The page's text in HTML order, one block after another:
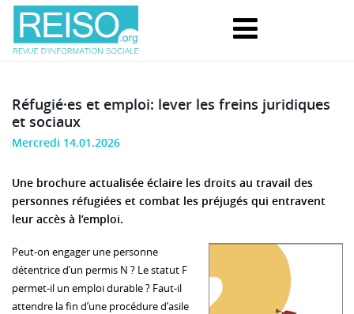
Réfugié·es et emploi: lever les freins juridiques
et sociaux
Mercredi 14.01.2026
Une brochure actualisée éclaire les droits au travail des
personnes réfugiées et combat les préjugés qui entravent
leur accès à l’emploi.
Peut-on engager une personne
détentrice d’un permis N ? Le statut F
permet-il un emploi durable ? Faut-il
attendre la fin d’une procédure d’asile